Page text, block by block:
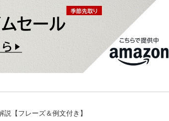
説【フレーズ＆例文付き】